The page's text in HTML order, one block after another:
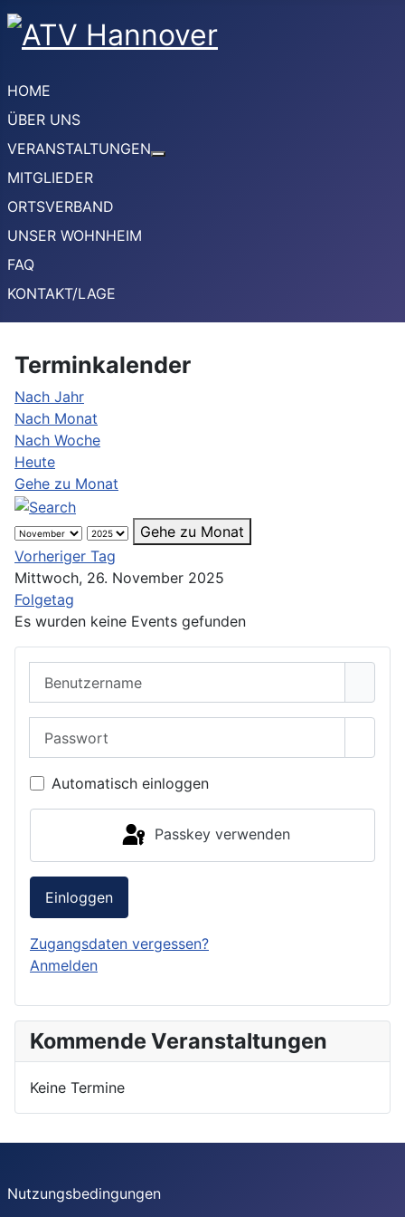
HOME
ÜBER UNS
VERANSTALTUNGEN
MITGLIEDER
ORTSVERBAND
UNSER WOHNHEIM
FAQ
KONTAKT/LAGE
Terminkalender
Nach Jahr
Nach Monat
Nach Woche
Heute
Gehe zu Monat
Gehe zu Monat
Vorheriger Tag
Mittwoch, 26. November 2025
Folgetag
Es wurden keine Events gefunden
Automatisch einloggen
Passkey verwenden
Einloggen
Zugangsdaten vergessen?
Anmelden
Kommende Veranstaltungen
Keine Termine
Nutzungsbedingungen